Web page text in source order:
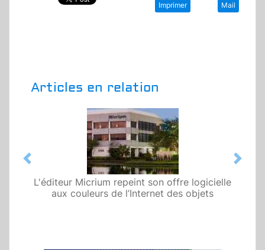
Imprimer Mail
Articles en relation
L'éditeur Micrium repeint son offre logicielle
aux couleurs de l’Internet des objets
Previous Next